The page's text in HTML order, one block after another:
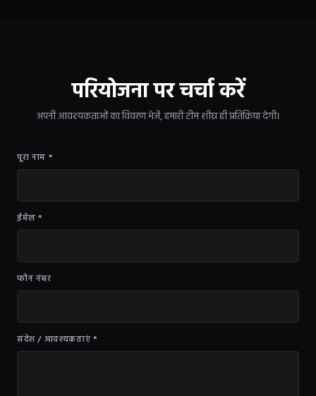
परियोजना पर चर्चा करें
अपनी आवश्यकताओं का विवरण भेजें, हमारी टीम शीघ्र ही प्रतिक्रिया देगी।
पूरा नाम *
ईमेल *
फोन नंबर
संदेश / आवश्यकताएं *